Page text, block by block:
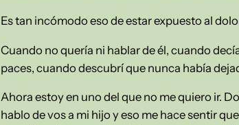
Es tan incómodo eso de estar expuesto al
Cuando no quería ni hablar de él, cuando
paces, cuando descubrí que nunca había
Ahora estoy en uno del que no me quiero ir.
hablo de vos a mi hijo y eso me hace sentir